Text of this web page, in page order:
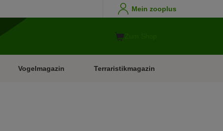
Mein zooplus
Vogelmagazin Terraristikmagazin